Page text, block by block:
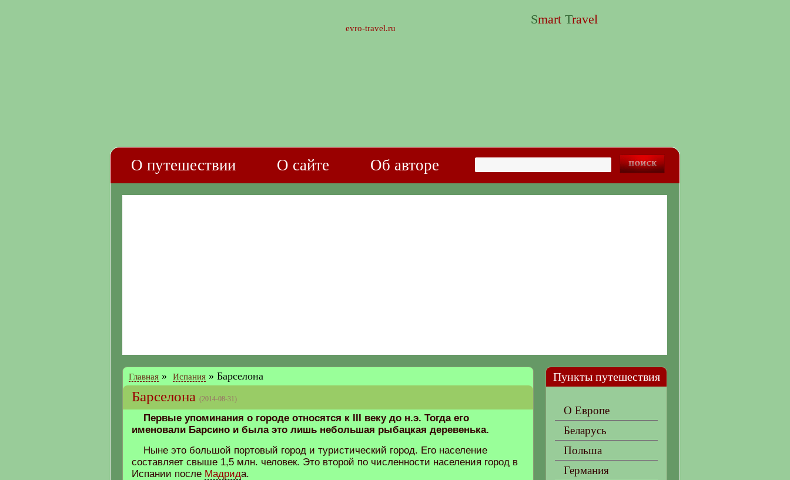
Smart Travel
evro-travel.ru
О путешествии О сайте Об авторе
Главная » Испания » Барселона
Барселона (2014-08-31)
Первые упоминания о городе относятся к III веку до н.э. Тогда его
именовали Барсино и была это лишь небольшая рыбацкая деревенька.
Ныне это большой портовый город и туристический город. Его население
составляет свыше 1,5 млн. человек. Это второй по численности населения город в
Испании после Мадрида.
Пункты путешествия
О Европе
Беларусь
Польша
Германия